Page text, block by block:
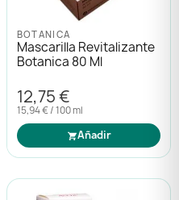
BOTANICA
Mascarilla Revitalizante
Botanica 80 Ml
12,75 €
15,94 € / 100 ml
Añadir